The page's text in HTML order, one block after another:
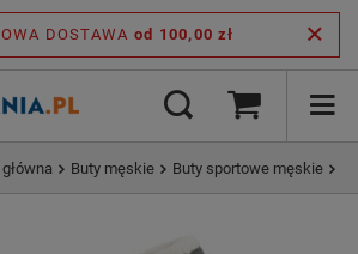
DOSTAWA od 100,00 zł
Buty męskie Buty sportowe męskie